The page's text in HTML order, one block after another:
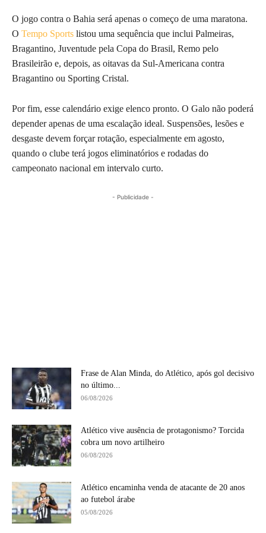
O jogo contra o Bahia será apenas o começo de uma maratona.
O Tempo Sports listou uma sequência que inclui Palmeiras,
Bragantino, Juventude pela Copa do Brasil, Remo pelo
Brasileirão e, depois, as oitavas da Sul-Americana contra
Bragantino ou Sporting Cristal.
Por fim, esse calendário exige elenco pronto. O Galo não poderá
depender apenas de uma escalação ideal. Suspensões, lesões e
desgaste devem forçar rotação, especialmente em agosto,
quando o clube terá jogos eliminatórios e rodadas do
campeonato nacional em intervalo curto.
- Publicidade -
Frase de Alan Minda, do Atlético, após gol decisivo
no último...
06/08/2026
Atlético vive ausência de protagonismo? Torcida
cobra um novo artilheiro
06/08/2026
Atlético encaminha venda de atacante de 20 anos
ao futebol árabe
05/08/2026